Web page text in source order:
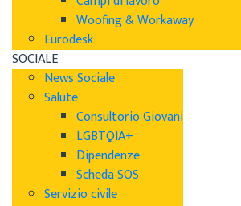
Woofing & Workaway
Eurodesk
SOCIALE
News Sociale
Salute
Consultorio Giovani
LGBTQIA+
Dipendenze
Scheda SOS
Servizio civile